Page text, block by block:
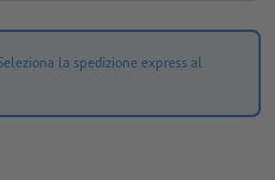
la spedizione express al